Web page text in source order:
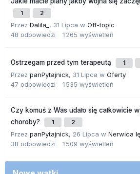
1 2
Przez Dalila_ , 31 Lipca w Off-topic
48 odpowiedzi 1 265 wyświetleń
Ostrzegam przed tym terapeutą 1
Przez panPytajnick, 31 Lipca w Oferty
47 odpowiedzi 1 535 wyświetleń
Czy komuś z Was udało się całkowicie
choroby?
1 2
Przez panPytajnick, 26 Lipca w Nerwica
38 odpowiedzi 1 509 wyświetleń